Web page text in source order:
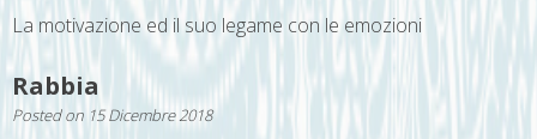
La motivazione ed il suo legame con le emozioni
Rabbia
Posted on 15 Dicembre 2018